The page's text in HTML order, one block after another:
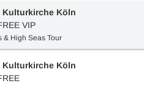
Kulturkirche Köln
VIP
& High Seas Tour
Kulturkirche Köln